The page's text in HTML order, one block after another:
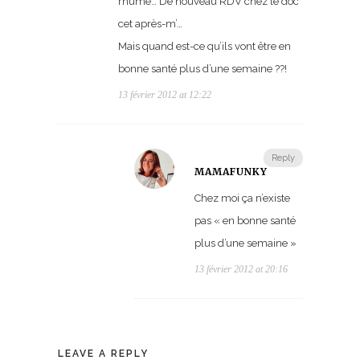
cet après-m’…
Mais quand est-ce qu’ils vont être en
bonne santé plus d’une semaine ??!
13 février 2012 at 12:22
Reply
MAMAFUNKY
Chez moi ça n’existe
pas « en bonne santé
plus d’une semaine »
13 février 2012 at 20:16
LEAVE A REPLY